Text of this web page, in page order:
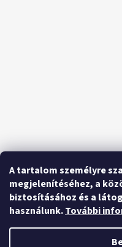
A tartalom személyre
megjelenítéséhez, a
biztosításához és a
használunk.További